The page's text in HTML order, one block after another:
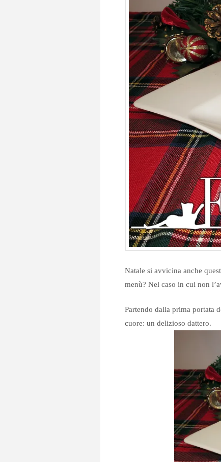
Natale si avvicina anche
menù? Nel caso in cui non
Partendo dalla prima portata
cuore: un delizioso dattero.